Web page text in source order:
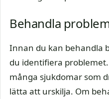
Behandla
Innan du kan behandla
du identifiera
många sjukdomar som
lätta att urskilja. Om